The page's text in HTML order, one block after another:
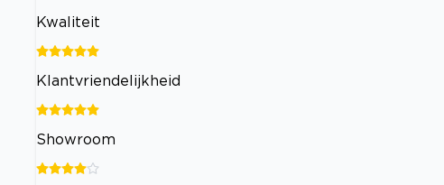
Kwaliteit
Klantvriendelijkheid
Showroom